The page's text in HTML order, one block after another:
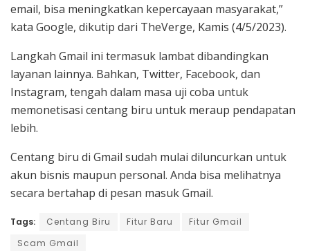
email, bisa meningkatkan kepercayaan masyarakat,”
kata Google, dikutip dari TheVerge, Kamis (4/5/2023).
Langkah Gmail ini termasuk lambat dibandingkan
layanan lainnya. Bahkan, Twitter, Facebook, dan
Instagram, tengah dalam masa uji coba untuk
memonetisasi centang biru untuk meraup pendapatan
lebih.
Centang biru di Gmail sudah mulai diluncurkan untuk
akun bisnis maupun personal. Anda bisa melihatnya
secara bertahap di pesan masuk Gmail.
Tags: Centang Biru Fitur Baru
Fitur Gmail
Scam Gmail